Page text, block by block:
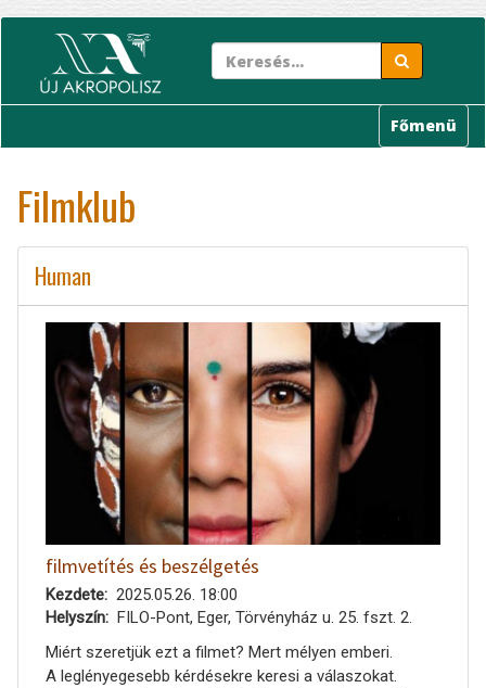
tartalomra
Főmenü
Filmklub
Human
filmvetítés és beszélgetés
Kezdete
2025.05.26. 18:00
Helyszín
FILO-Pont, Eger, Törvényház u. 25. fszt. 2.
Miért szeretjük ezt a filmet? Mert mélyen emberi.
A leglényegesebb kérdésekre keresi a válaszokat.